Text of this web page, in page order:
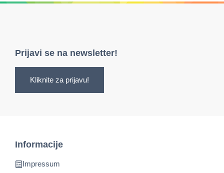
Prijavi se na newsletter!
Kliknite za prijavu!
Informacije
Impressum